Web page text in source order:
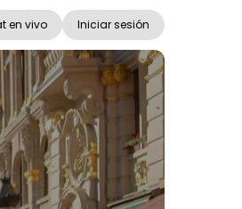
en vivo Iniciar sesión